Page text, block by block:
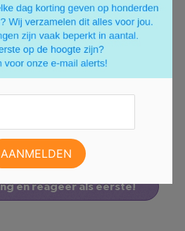
geen reacties.
en reageer als eerste!